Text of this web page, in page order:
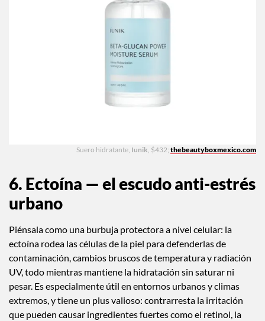
Suero hidratante, Iunik, $432; thebeautyboxmexico.com
6. Ectoína — el escudo anti-estrés
urbano
Piénsala como una burbuja protectora a nivel celular: la
ectoína rodea las células de la piel para defenderlas de
contaminación, cambios bruscos de temperatura y radiación
UV, todo mientras mantiene la hidratación sin saturar ni
pesar. Es especialmente útil en entornos urbanos y climas
extremos, y tiene un plus valioso: contrarresta la irritación
que pueden causar ingredientes fuertes como el retinol, la